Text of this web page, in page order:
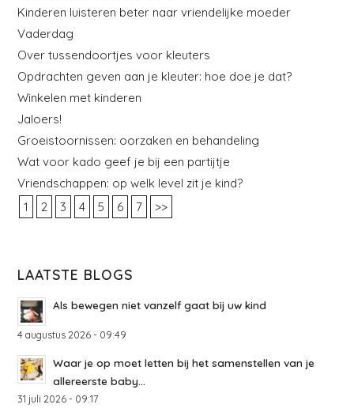
Kinderen luisteren beter naar vriendelijke moeder
Vaderdag
Over tussendoortjes voor kleuters
Opdrachten geven aan je kleuter: hoe doe je dat?
Winkelen met kinderen
Jaloers!
Groeistoornissen: oorzaken en behandeling
Wat voor kado geef je bij een partijtje
Vriendschappen: op welk level zit je kind?
1
2 3 4 5 6 7 >>
LAATSTE BLOGS
Als bewegen niet vanzelf gaat bij uw kind
4 augustus 2026 - 09:49
Waar je op moet letten bij het samenstellen van je
allereerste baby...
31 juli 2026 - 09:17